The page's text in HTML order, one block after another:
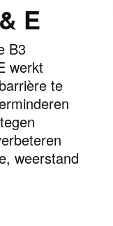
E
B3
werkt
te
weerstand